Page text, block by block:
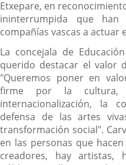
Etxepare, en
ininterrumpida que
compañías vascas a actuar
La concejala de
querido destacar el valor
"Queremos poner en
firme por la cultura,
internacionalización, la
defensa de las artes
transformación social".
en las personas que
creadores, hay artistas,